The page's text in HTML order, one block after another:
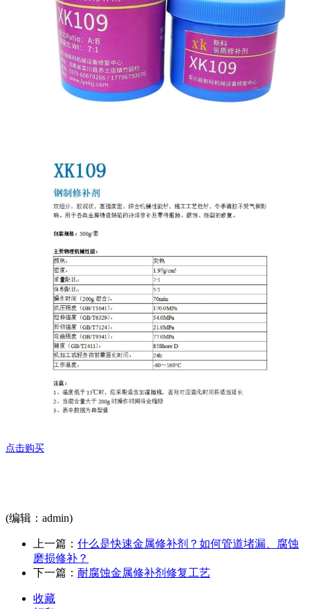
点击购买
(编辑：admin)
上一篇： 什么是快速金属修补剂？如何管道堵漏、腐蚀
磨损修补？
下一篇： 耐腐蚀金属修补剂修复工艺
收藏